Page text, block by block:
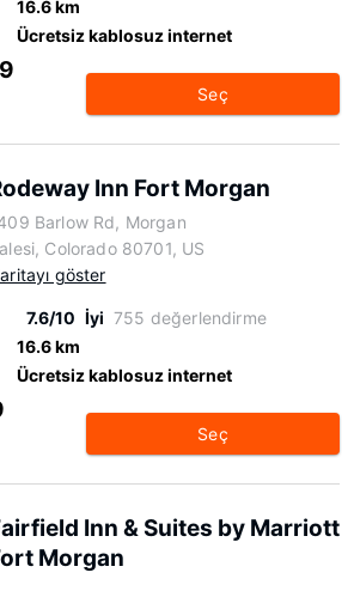
16.6 km
Ücretsiz kablosuz internet
Seç
Inn Fort Morgan
Barlow Rd, Morgan
Colorado 80701, US
göster
7.6/10 İyi 755 değerlendirme
16.6 km
Ücretsiz kablosuz internet
Seç
Inn & Suites by Marriott
Morgan